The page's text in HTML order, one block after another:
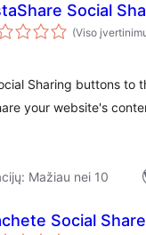
Social
(Viso
Sharing buttons to
your website's
Mažiau nei 10
Social